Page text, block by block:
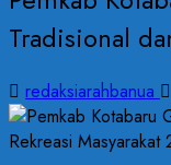
Tradisional
redaksiarahbanua